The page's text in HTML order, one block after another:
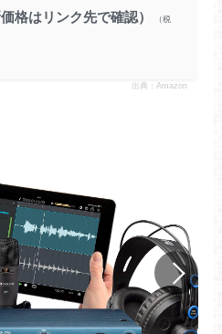
格はリンク先で確認）
出典：Amazon